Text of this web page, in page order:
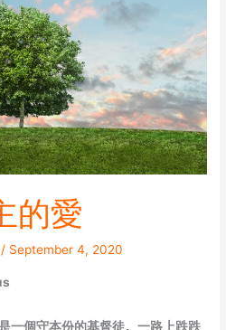
的愛
/ September 4, 2020
一個守本份的基督徒。一路上跌跌